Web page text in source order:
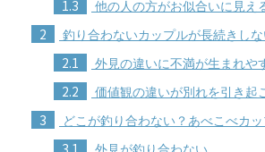
1.3 他の人の方がお似合いに見え
2 釣り合わないカップルが長続きし
2.1 外見の違いに不満が生まれや
2.2 価値観の違いが別れを引き起
3 どこが釣り合わない？あべこべカ
3.1 外見が釣り合わない